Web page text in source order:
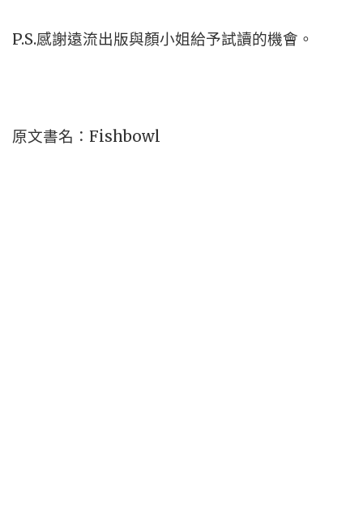
P.S.感謝遠流出版與顏小姐給予試讀的機會。
原文書名： Fishbowl